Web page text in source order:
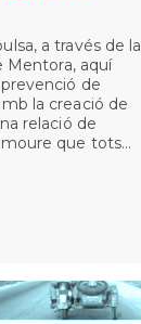
a través de la
Mentora, aquí
de
la creació de
relació de
que tots…